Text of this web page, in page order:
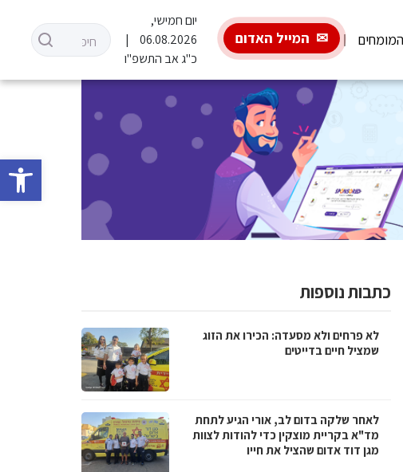
פתח
המייל האדום
יום חמישי,
06.08.2026
כ"ג אב התשפ"ו
כתבות נוספות
לא פרחים ולא מסעדה: הכירו את הזוג
שמציל חיים בדייטים
לאחר שלקה בדום לב, אורי הגיע לתחת
מד"א בקריית מוצקין כדי להודות לצוות
מגן דוד אדום שהציל את חייו